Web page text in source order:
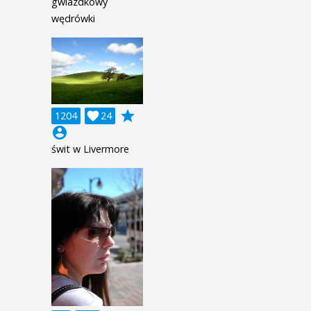
wędrówki
1204 24

grade
account_circle
świt w Livermore